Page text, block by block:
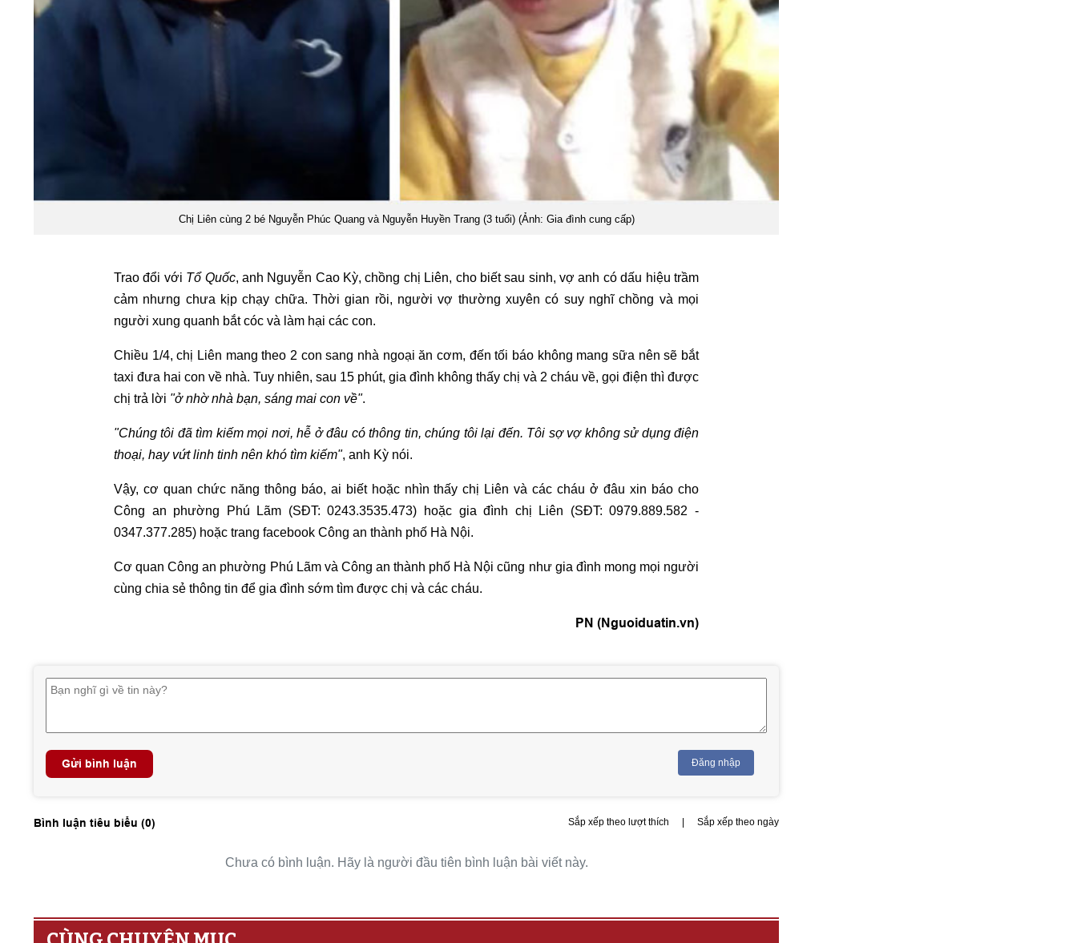
Chị Liên cùng 2 bé Nguyễn Phúc Quang và Nguyễn Huyền Trang (3 tuổi) (Ảnh: Gia đình cung cấp)
Trao đổi với Tổ Quốc, anh Nguyễn Cao Kỳ, chồng chị Liên, cho biết sau sinh, vợ anh có dấu hiệu trầm
cảm nhưng chưa kịp chạy chữa. Thời gian rồi, người vợ thường xuyên có suy nghĩ chồng và mọi
người xung quanh bắt cóc và làm hại các con.
Chiều 1/4, chị Liên mang theo 2 con sang nhà ngoại ăn cơm, đến tối báo không mang sữa nên sẽ bắt
taxi đưa hai con về nhà. Tuy nhiên, sau 15 phút, gia đình không thấy chị và 2 cháu về, gọi điện thì được
chị trả lời "ở nhờ nhà bạn, sáng mai con về".
"Chúng tôi đã tìm kiếm mọi nơi, hễ ở đâu có thông tin, chúng tôi lại đến. Tôi sợ vợ không sử dụng điện
thoại, hay vứt linh tinh nên khó tìm kiếm", anh Kỳ nói.
Vậy, cơ quan chức năng thông báo, ai biết hoặc nhìn thấy chị Liên và các cháu ở đâu xin báo cho
Công an phường Phú Lãm (SĐT: 0243.3535.473) hoặc gia đình chị Liên (SĐT: 0979.889.582 -
0347.377.285) hoặc trang facebook Công an thành phố Hà Nội.
Cơ quan Công an phường Phú Lãm và Công an thành phố Hà Nội cũng như gia đình mong mọi người
cùng chia sẻ thông tin để gia đình sớm tìm được chị và các cháu.
PN (Nguoiduatin.vn)
Gửi bình luận Đăng nhập
Bình luận tiêu biểu (0) Sắp xếp theo lượt thích | Sắp xếp theo ngày
Chưa có bình luận. Hãy là người đầu tiên bình luận bài viết này.